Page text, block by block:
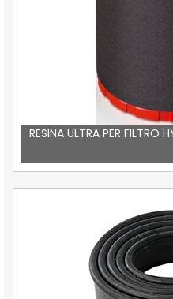
RESINA ULTRA PER FILTRO